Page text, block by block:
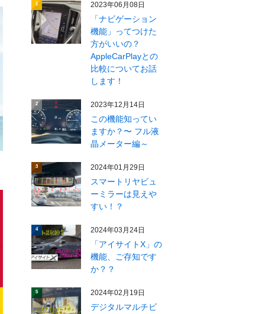
1 2023年06月08日
「ナビゲーション
機能」ってつけた
方がいいの？
AppleCarPlayとの
比較についてお話
します！
2 2023年12月14日
この機能知ってい
ますか？〜 フル液
晶メーター編～
3 2024年01月29日
スマートリヤビュ
ーミラーは見えや
すい！？
4 2024年03月24日
「アイサイトX」の
機能、ご存知です
か？？
5 2024年02月19日
デジタルマルチビ